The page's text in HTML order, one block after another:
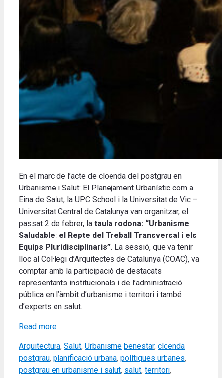
En el marc de l’acte de cloenda del postgrau en
Urbanisme i Salut: El Planejament Urbanístic com a
Eina de Salut, la UPC School i la Universitat de Vic –
Universitat Central de Catalunya van organitzar, el
passat 2 de febrer, la taula rodona: “Urbanisme
Saludable: el Repte del Treball Transversal i els
Equips Pluridisciplinaris”. La sessió, que va tenir
lloc al Col·legi d’Arquitectes de Catalunya (COAC), va
comptar amb la participació de destacats
representants institucionals i de l’administració
pública en l’àmbit d’urbanisme i territori i també
d’experts en salut.
Read more
Categories
Arquitectura, Salut, Urbanisme Tags
benestar, cloenda
postgrau, planificació urbana, polítiques urbanes,
postgrau en urbanisme i salut, salut, territori,